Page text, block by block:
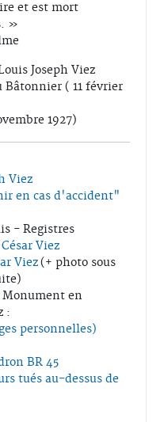
et est mort
»
Joseph Viez
Bâtonnier ( 11 février
1927)
Viez
en cas d'accident"
- Registres
César Viez
Viez(+ photo sous
en
:
personnelles)
BR 45
tués au-dessus de